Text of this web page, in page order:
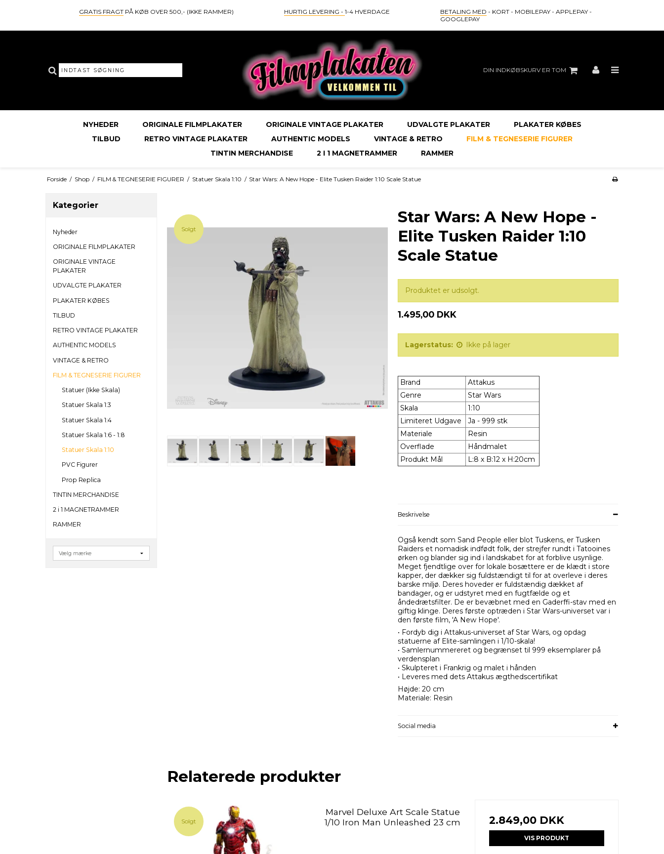
GRATIS FRAGTPÅ KØB OVER 500,- (IKKE RAMMER) HURTIG LEVERING - 1-4 HVERDAGE BETALING MED - KORT - MOBILEPAY - APPLEPAY -
GOOGLEPAY
DIN INDKØBSKURV ER TOM
NYHEDER ORIGINALE FILMPLAKATER ORIGINALE VINTAGE PLAKATER UDVALGTE PLAKATER
PLAKATER KØBES
TILBUD
RETRO VINTAGE PLAKATER AUTHENTIC MODELS VINTAGE & RETRO
FILM & TEGNESERIE FIGURER
TINTIN MERCHANDISE
2 I 1 MAGNETRAMMER RAMMER
Forside / Shop / FILM & TEGNESERIE FIGURER / Statuer Skala 1:10 / Star Wars: A New Hope - Elite Tusken Raider 1:10 Scale Statue
Kategorier
Nyheder
ORIGINALE FILMPLAKATER
ORIGINALE VINTAGE
PLAKATER
UDVALGTE PLAKATER
PLAKATER KØBES
TILBUD
RETRO VINTAGE PLAKATER
AUTHENTIC MODELS
VINTAGE & RETRO
FILM & TEGNESERIE FIGURER
Statuer (Ikke Skala)
Statuer Skala 1:3
Statuer Skala 1:4
Statuer Skala 1:6 - 1:8
Statuer Skala 1:10
PVC Figurer
Prop Replica
TINTIN MERCHANDISE
2 i 1 MAGNETRAMMER
RAMMER
Solgt
Star Wars: A New Hope -
Elite Tusken Raider 1:10
Scale Statue
Produktet er udsolgt.
1.495,00 DKK
Lagerstatus: Ikke på lager
Brand
Attakus
Genre
Star Wars
Skala
1:10
Limiteret Udgave
Ja - 999 stk
Materiale
Resin
Overflade
Håndmalet
Produkt Mål
L:8 x B:12 x H:20cm
Beskrivelse
Også kendt som Sand People eller blot Tuskens, er Tusken
Raiders et nomadisk indfødt folk, der strejfer rundt i Tatooines
ørken og blander sig ind i landskabet for at forblive usynlige.
Meget fjendtlige over for lokale bosættere er de klædt i store
kapper, der dækker sig fuldstændigt til for at overleve i deres
barske miljø. Deres hoveder er fuldstændig dækket af
bandager, og er udstyret med en fugtfælde og et
åndedrætsfilter. De er bevæbnet med en Gaderffi-stav med en
giftig klinge. Deres første optræden i Star Wars-universet var i
den første film, 'A New Hope'.
• Fordyb dig i Attakus-universet af Star Wars, og opdag
statuerne af Elite-samlingen i 1/10-skala!
• Samlernummereret og begrænset til 999 eksemplarer på
verdensplan
• Skulpteret i Frankrig og malet i hånden
• Leveres med dets Attakus ægthedscertifikat
Højde: 20 cm
Materiale: Resin
Social media
Relaterede produkter
Solgt
Marvel Deluxe Art Scale Statue
1/10 Iron Man Unleashed 23 cm
2.849,00 DKK
VIS PRODUKT